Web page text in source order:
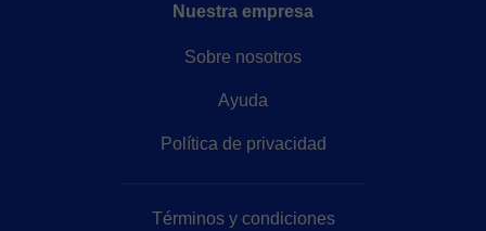
Nuestra empresa
Sobre nosotros
Ayuda
Política de privacidad
Términos y condiciones